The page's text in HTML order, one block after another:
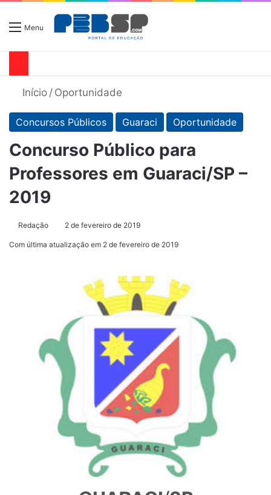
Menu
Início / Oportunidade
Concursos Públicos Guaraci Oportunidade
Concurso Público para
Professores em Guaraci/SP –
2019
Redação 2 de fevereiro de 2019
Com última atualização em 2 de fevereiro de 2019